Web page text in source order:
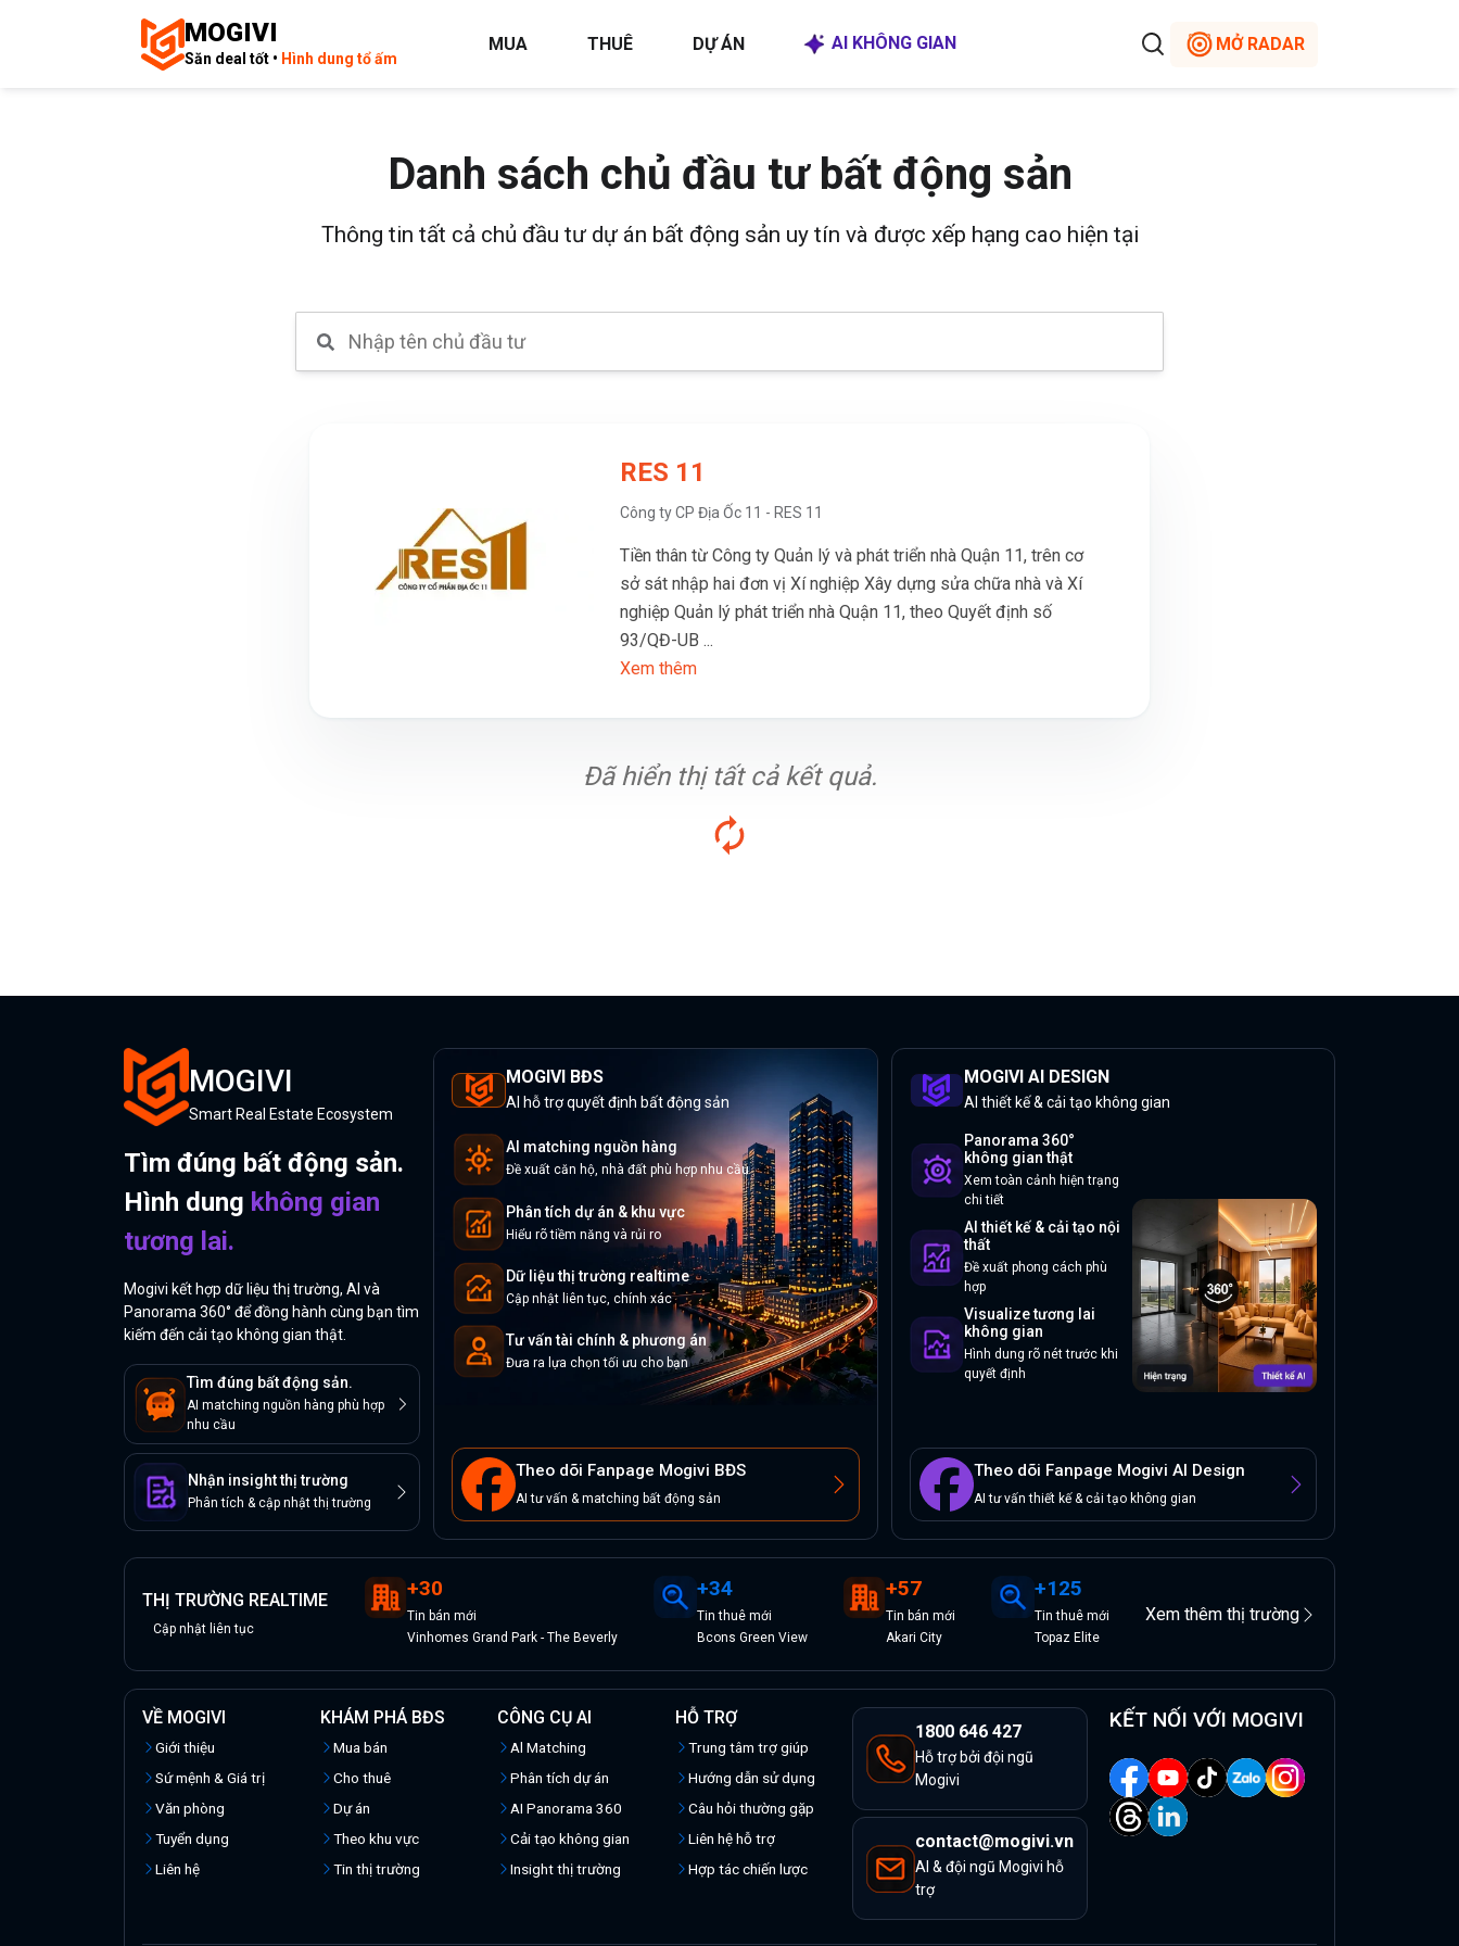
MOGIVI
Săn deal tốt • Hình dung tổ ấm
MUA THUÊ DỰ ÁN AI KHÔNG GIAN MỞ RADAR
Danh sách chủ đầu tư bất động sản
Thông tin tất cả chủ đầu tư dự án bất động sản uy tín và được xếp hạng cao hiện tại
RES 11
Công ty CP Địa Ốc 11 - RES 11
Tiền thân từ Công ty Quản lý và phát triển nhà Quận 11, trên cơ
sở sát nhập hai đơn vị Xí nghiệp Xây dựng sửa chữa nhà và Xí
nghiệp Quản lý phát triển nhà Quận 11, theo Quyết định số
93/QĐ-UB ...
Xem thêm
Đã hiển thị tất cả kết quả.
MOGIVI
Smart Real Estate Ecosystem
Tìm đúng bất động sản.
Hình dung không gian
tương lai.
Mogivi kết hợp dữ liệu thị trường, AI và
Panorama 360° để đồng hành cùng bạn tìm
kiếm đến cải tạo không gian thật.
Tìm đúng bất động sản.
AI matching nguồn hàng phù hợp
nhu cầu
Nhận insight thị trường
Phân tích & cập nhật thị trường
MOGIVI BĐS
AI hỗ trợ quyết định bất động sản
AI matching nguồn hàng
Đề xuất căn hộ, nhà đất phù hợp nhu cầu
Phân tích dự án & khu vực
Hiểu rõ tiềm năng và rủi ro
Dữ liệu thị trường realtime
Cập nhật liên tục, chính xác
Tư vấn tài chính & phương án
Đưa ra lựa chọn tối ưu cho bạn
Theo dõi Fanpage Mogivi BĐS
AI tư vấn & matching bất động sản
MOGIVI AI DESIGN
AI thiết kế & cải tạo không gian
Panorama 360°
không gian thật
Xem toàn cảnh hiện trạng
chi tiết
AI thiết kế & cải tạo nội
thất
Đề xuất phong cách phù
hợp
Visualize tương lai
không gian
Hình dung rõ nét trước khi
quyết định
Theo dõi Fanpage Mogivi AI Design
AI tư vấn thiết kế & cải tạo không gian
THỊ TRƯỜNG REALTIME
Cập nhật liên tục
+30
Tin bán mới
Vinhomes Grand Park - The Beverly
+34
Tinthuêmới
Bcons Green View
+57
Tin bán mới
Akari City
+125
Tinthuê mới
Topaz Elite
Xem thêm thị trường
VỀ MOGIVI
Giới thiệu
Sứ mệnh & Giá trị
Văn phòng
Tuyển dụng
Liên hệ
KHÁM PHÁ BĐS
Mua bán
Cho thuê
Dự án
Theo khu vực
Tin thị trường
CÔNG CỤ AI
Al Matching
Phân tích dự án
AI Panorama 360
Cải tạo không gian
Insight thị trường
HỖ TRỢ
Trung tâm trợ giúp
Hướng dẫn sử dụng
Câu hỏi thường gặp
Liên hệ hỗ trợ
Hợp tác chiến lược
1800 646 427
Hỗ trợ bởi đội ngũ
Mogivi
contact@mogivi.vn
AI & đội ngũ Mogivi hỗ
trợ
KẾT NỐI VỚI MOGIVI